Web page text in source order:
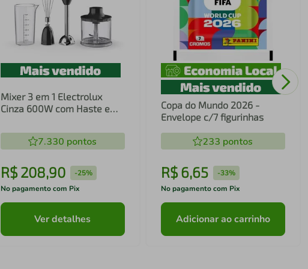
Mixer 3 em 1 Electrolux
Cinza 600W com Haste em
(EIB20)
7.330 pontos
R$ 208,90 -25%
No pagamento com Pix
Ver detalhes
Copa do Mundo 2026 -
Envelope c/7 figurinhas
233 pontos
R$ 6,65 -33%
No pagamento com Pix
Adicionar ao carrinho